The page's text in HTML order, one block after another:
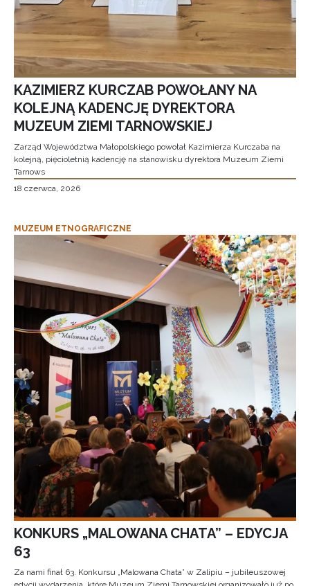
KAZIMIERZ KURCZAB POWOŁANY NA
KOLEJNĄ KADENCJĘ DYREKTORA
MUZEUM ZIEMI TARNOWSKIEJ
Zarząd Województwa Małopolskiego powołał Kazimierza Kurczaba na
kolejną, pięcioletnią kadencję na stanowisku dyrektora Muzeum Ziemi
Tarnows
18 czerwca, 2026
MUZEUM ETNOGRAFICZNE
KONKURS „MALOWANA CHATA” – EDYCJA
63
Za nami finał 63. Konkursu „Malowana Chata” w Zalipiu – jubileuszowej